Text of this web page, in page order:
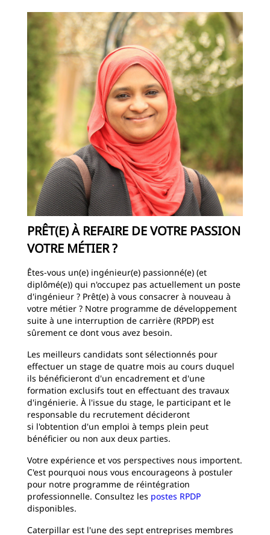
PRÊT(E) À REFAIRE DE VOTRE PASSION
VOTRE MÉTIER ?
Êtes-vous un(e) ingénieur(e) passionné(e) (et
diplômé(e)) qui n'occupez pas actuellement un poste
d'ingénieur ? Prêt(e) à vous consacrer à nouveau à
votre métier ? Notre programme de développement
suite à une interruption de carrière (RPDP) est
sûrement ce dont vous avez besoin.
Les meilleurs candidats sont sélectionnés pour
effectuer un stage de quatre mois au cours duquel
ils bénéficieront d'un encadrement et d'une
formation exclusifs tout en effectuant des travaux
d'ingénierie. À l'issue du stage, le participant et le
responsable du recrutement décideront
si l'obtention d'un emploi à temps plein peut
bénéficier ou non aux deux parties.
Votre expérience et vos perspectives nous importent.
C'est pourquoi nous vous encourageons à postuler
pour notre programme de réintégration
professionnelle. Consultez les postes RPDP
disponibles.
Caterpillar est l'une des sept entreprises membres